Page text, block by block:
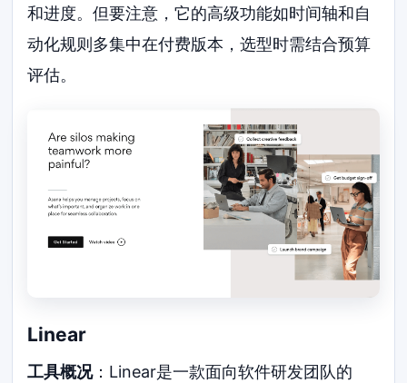
和进度。但要注意，它的高级功能如时间轴和自
动化规则多集中在付费版本，选型时需结合预算
评估。
Linear
工具概况：Linear是一款面向软件研发团队的